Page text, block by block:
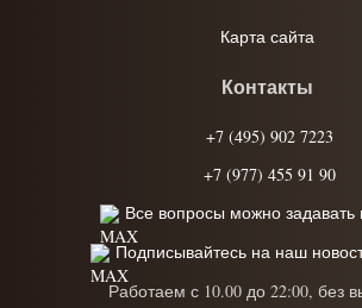
Карта сайта
Контакты
+7 (495) 902 7223
+7 (977) 455 91 90
Все вопросы можно задавать
Подписывайтесь на наш
Работаем с 10.00 до 22:00, без